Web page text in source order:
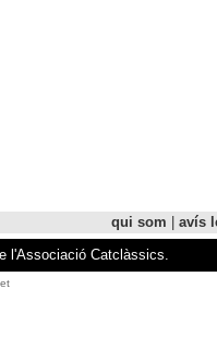
qui som
avís
l'Associació Catclàssics.